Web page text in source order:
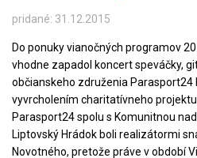
pridané: 31.12.2015
Do ponuky vianočných programov
vhodne zapadol koncert speváčky,
občianskeho združenia Parasport24
vyvrcholením charitatívneho
Parasport24 spolu s Komunitnou
Liptovský Hrádok boli realizátormi
Novotného, pretože práve v období